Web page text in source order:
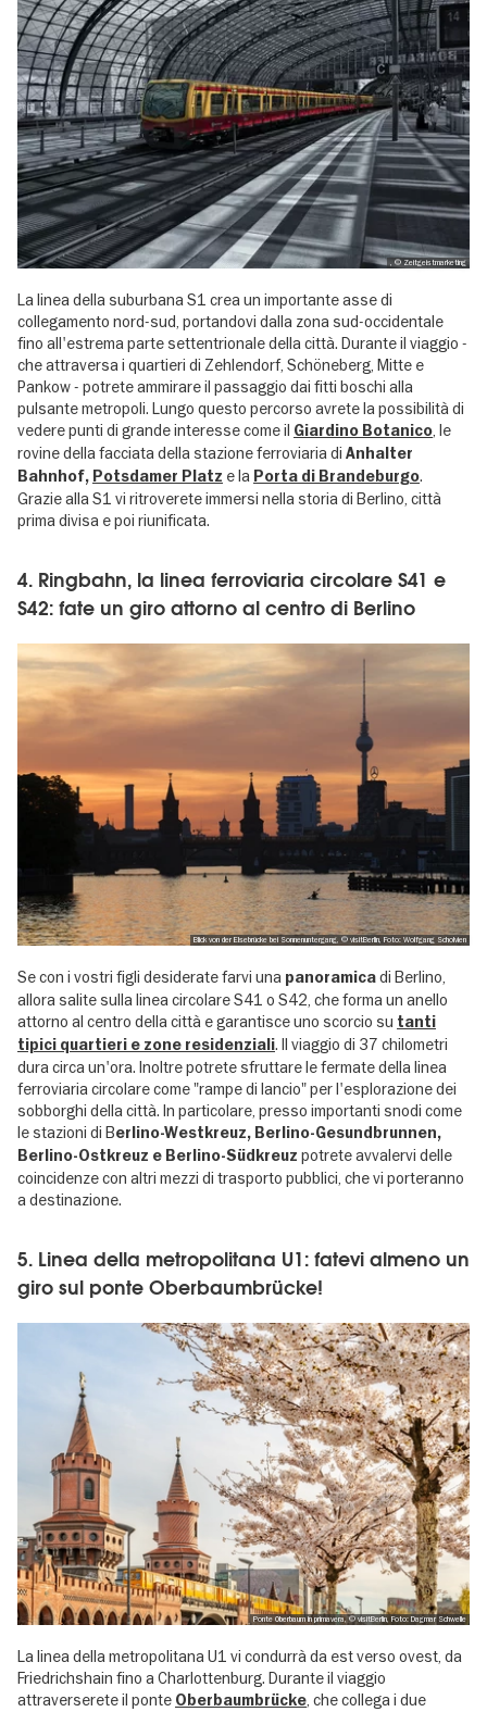
, © Zeitgeistmarketing
La linea della suburbana S1 crea un importante asse di
collegamento nord-sud, portandovi dalla zona sud-occidentale
fino all'estrema parte settentrionale della città. Durante il viaggio -
che attraversa i quartieri di Zehlendorf, Schöneberg, Mitte e
Pankow - potrete ammirare il passaggio dai fitti boschi alla
pulsante metropoli. Lungo questo percorso avrete la possibilità di
vedere punti di grande interesse come il Giardino Botanico, le
rovine della facciata della stazione ferroviaria di Anhalter
Bahnhof, Potsdamer Platz e la Porta di Brandeburgo.
Grazie alla S1 vi ritroverete immersi nella storia di Berlino, città
prima divisa e poi riunificata.
4. Ringbahn, la linea ferroviaria circolare S41 e
S42: fate un giro attorno al centro di Berlino
Blick von der Elsebrücke bei Sonnenuntergang, © visitBerlin, Foto: Wolfgang Scholvien
Se con i vostri figli desiderate farvi una panoramicadi Berlino,
allora salite sulla linea circolare S41 o S42, che forma un anello
attorno al centro della città e garantisce uno scorcio su tanti
tipici quartieri e zone residenziali. Il viaggio di 37 chilometri
dura circa un'ora. Inoltre potrete sfruttare le fermate della linea
ferroviaria circolare come "rampe di lancio" per l'esplorazione dei
sobborghi della città. In particolare, presso importanti snodi come
le stazioni di Berlino-Westkreuz, Berlino-Gesundbrunnen,
Berlino-Ostkreuz e Berlino-Südkreuz potrete avvalervi delle
coincidenze con altri mezzi di trasporto pubblici, che vi porteranno
a destinazione.
5. Linea della metropolitana U1: fatevi almeno un
giro sul ponte Oberbaumbrücke!
Ponte Oberbaum in primavera, © visitBerlin, Foto: Dagmar Schwelle
La linea della metropolitana U1 vi condurrà da est verso ovest, da
Friedrichshain fino a Charlottenburg. Durante il viaggio
attraverserete il ponte Oberbaumbrücke, che collega i due